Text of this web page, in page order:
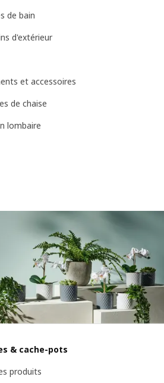
de bain
d'extérieur
et accessoires
de chaise
lombaire
& cache-pots
produits